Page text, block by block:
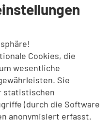
Cookies, die
wesentliche
Sie
statistischen
(durch die Software
anonymisiert erfasst.